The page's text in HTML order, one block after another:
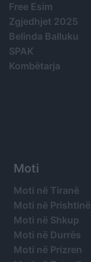
Free Esim
Zgjedhjet 2025
Belinda Balluku
SPAK
Kombëtarja
Moti
Moti në Tiranë
Moti në Prishtinë
Moti në Shkup
Moti në Durrës
Moti në Prizren